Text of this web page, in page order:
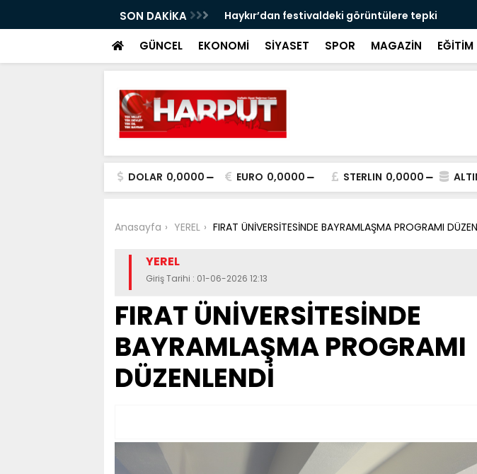
SON DAKİKA Haykır’dan festivaldeki görüntülere tepki
GÜNCEL EKONOMİ SİYASET SPOR MAGAZİN EĞİTİM
DOLAR 0,0000 EURO 0,0000 STERLIN 0,0000
Anasayfa YEREL FIRAT ÜNİVERSİTESİNDE BAYRAMLAŞMA PROGRAMI
YEREL
Giriş Tarihi : 01-06-2026 12:13
FIRAT ÜNİVERSİTESİNDE
BAYRAMLAŞMA PROGRAMI
DÜZENLENDİ